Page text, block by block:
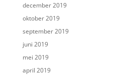
december 2019
oktober 2019
september 2019
juni 2019
mei 2019
april 2019